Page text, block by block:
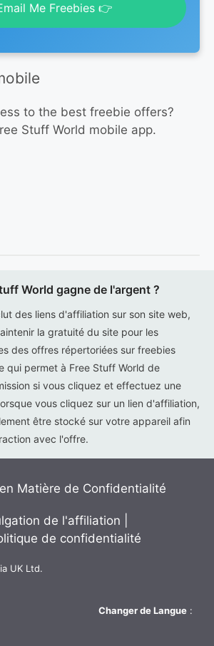
Me Freebies 👉
to the best freebie offers?
Stuff World mobile app.
World gagne de l'argent ?
des liens d'affiliation sur son site web,
la gratuité du site pour les
des offres répertoriées sur freebies
qui permet à Free Stuff World de
si vous cliquez et effectuez une
vous cliquez sur un lien d'affiliation,
être stocké sur votre appareil afin
avec l'offre.
Matière de Confidentialité
de l'affiliation
de confidentialité
UK Ltd.
Changer de Langue :